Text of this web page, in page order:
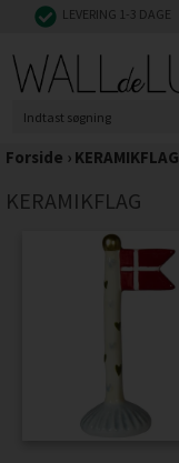
LEVERING 1-3 DAGE
Forside › KERAMIKFLAG
KERAMIKFLAG